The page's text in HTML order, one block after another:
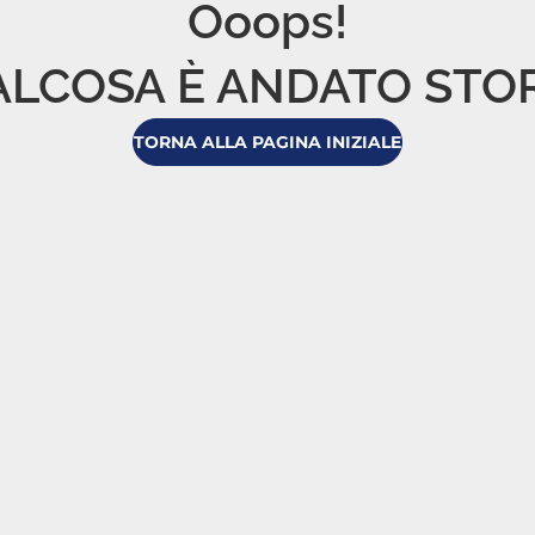
Ooops!
È ANDATO
TORNA ALLA PAGINA INIZIALE